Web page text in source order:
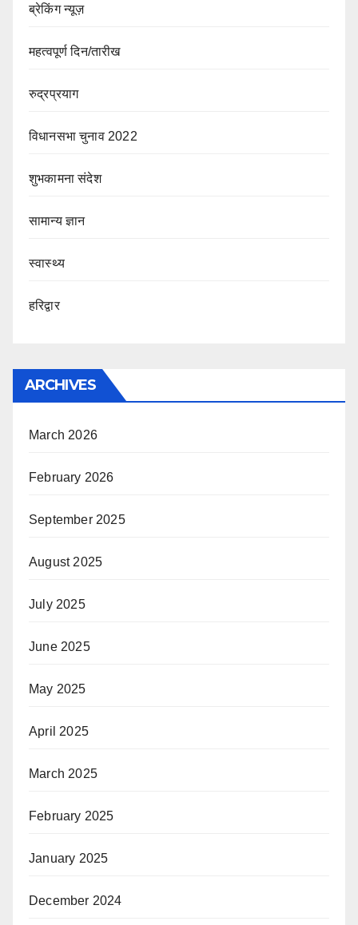
ब्रेकिंग न्यूज़
महत्वपूर्ण दिन/तारीख
रुद्रप्रयाग
विधानसभा चुनाव 2022
शुभकामना संदेश
सामान्य ज्ञान
स्वास्थ्य
हरिद्वार
ARCHIVES
March 2026
February 2026
September 2025
August 2025
July 2025
June 2025
May 2025
April 2025
March 2025
February 2025
January 2025
December 2024